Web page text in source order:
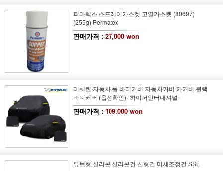
퍼마텍스 스프레이가스켓 고열가스켓 (80697)
(255g) Permatex
판매가격 : 27,000 won
미쉐린 자동차 풀 바디커버 자동차커버 카커버 블랙
바디커버 (옵션확인) -하이퍼인터내셔널-
판매가격 : 109,000 won
튜브형 실리콘 실리콘건 신형건 미세조정건 SSL